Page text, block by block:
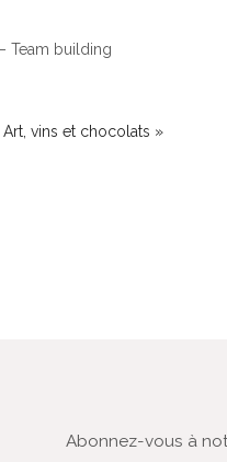
Team building
vins et chocolats »
Abonnez-vous à